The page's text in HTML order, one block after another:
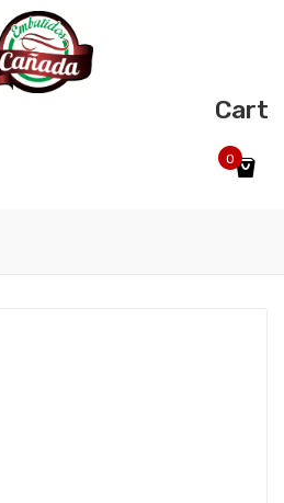
Cart
0